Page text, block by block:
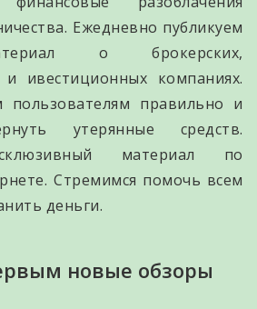
Ежедневно публикуем
о брокерских,
ивестиционных компаниях.
правильно и
утерянные средств.
материал по
Стремимся помочь всем
деньги.
новые обзоры